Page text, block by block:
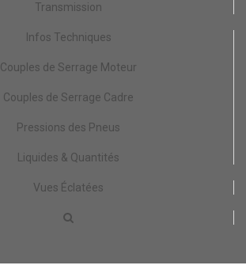
Transmission
Infos Techniques
Couples de Serrage Moteur
Couples de Serrage Cadre
Pressions des Pneus
Liquides & Quantités
Vues Éclatées